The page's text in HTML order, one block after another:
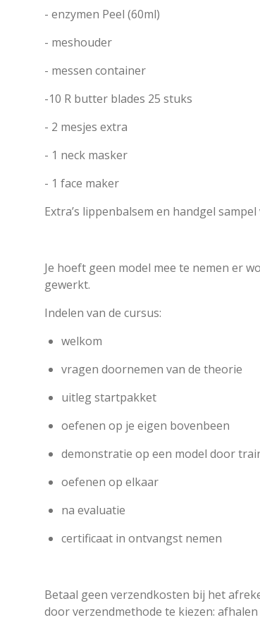
- enzymen Peel (60ml)
- meshouder
- messen container
-10 R butter blades 25 stuks
- 2 mesjes extra
- 1 neck masker
- 1 face maker
Extra’s lippenbalsem en handgel
Je hoeft geen model mee te nemen er
gewerkt.
Indelen van de cursus:
welkom
vragen doornemen van de theorie
uitleg startpakket
oefenen op je eigen bovenbeen
demonstratie op een model door
oefenen op elkaar
na evaluatie
certificaat in ontvangst nemen
Betaal geen verzendkosten bij het
door verzendmethode te kiezen: